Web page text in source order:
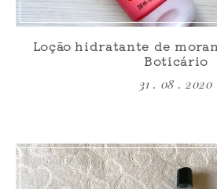
Loção hidratante de
Boticário
31 . 08 . 2020